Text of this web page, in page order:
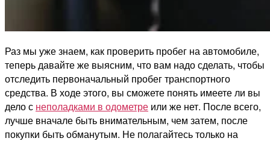
Раз мы уже знаем, как проверить пробег на автомобиле,
теперь давайте же выясним, что вам надо сделать, чтобы
отследить первоначальный пробег транспортного
средства. В ходе этого, вы сможете понять имеете ли вы
дело с неполадками в одометре или же нет. После всего,
лучше вначале быть внимательным, чем затем, после
покупки быть обманутым. Не полагайтесь только на